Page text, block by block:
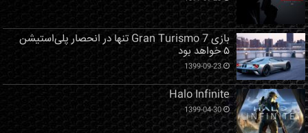
بازی Gran Turismo 7 تنها در انحصار پلی‌استیشن
۵ خواهد بود
1399-09-23
Halo Infinite
1399-04-30